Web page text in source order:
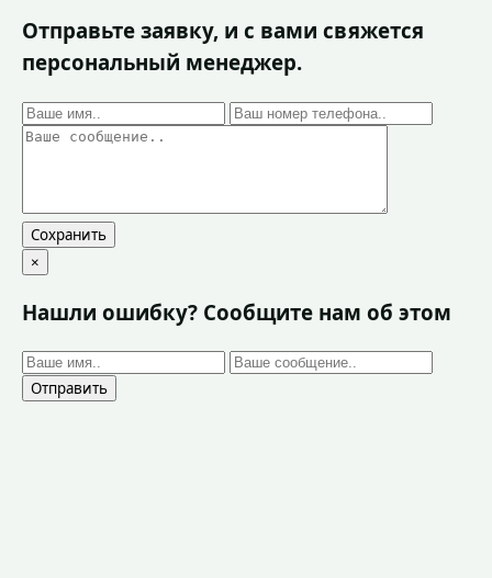
Отправьте заявку, и с вами свяжется
персональный менеджер.
Сохранить
×
Нашли ошибку? Сообщите нам об этом
Отправить